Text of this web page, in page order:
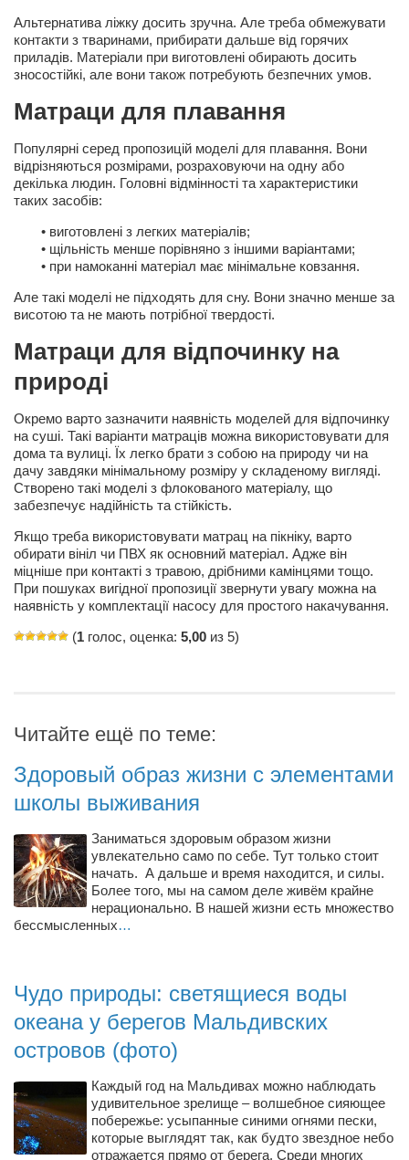
Барды
Владимир Айзенберг
Игорь Добровольский
Ольга Козаченко
Оксана Скоробагатская
Александра Скорук
Евгений Полюхович
Ольга Чикина
Бизнес-партнёры
Здоровье
Врач психиатр–нарколог Анплеев А.Б.
Косметологическое отделение КП Сумская
Тенториум -центр независимых дистрибьюторов
Кафе, клубы, рестораны
«Винегрет» — демократичный ресторан
«ЧАЙ — КАВА» магазин — кафе
Магазины
«CYCLE GARAGE» — магазин велосипедов
«Книголюб» — супермаркет
«Траверс» — экипировочный центр
Журналисты
Александр Гвоздик
Александр Кугук
Музыканты
Евгений Касьяненко
Денис Федченко
Звукорежиссёры
Alfom Studio
Guitarproduction Studio
Писатели
Поэты
Альтернатива ліжку досить зручна. Але треба обмежувати
контакти з тваринами, прибирати дальше від горячих
приладів. Матеріали при виготовлені обирають досить
зносостійкі, але вони також потребують безпечних умов.
Матраци для плавання
Популярні серед пропозицій моделі для плавання. Вони
відрізняються розмірами, розраховуючи на одну або
декілька людин. Головні відмінності та характеристики
таких засобів:
• виготовлені з легких матеріалів;
• щільність менше порівняно з іншими варіантами;
• при намоканні матеріал має мінімальне ковзання.
Але такі моделі не підходять для сну. Вони значно менше за
висотою та не мають потрібної твердості.
Матраци для відпочинку на
природі
Окремо варто зазначити наявність моделей для відпочинку
на суші. Такі варіанти матраців можна використовувати для
дома та вулиці. Їх легко брати з собою на природу чи на
дачу завдяки мінімальному розміру у складеному вигляді.
Створено такі моделі з флокованого матеріалу, що
забезпечує надійність та стійкість.
Якщо треба використовувати матрац на пікніку, варто
обирати вініл чи ПВХ як основний матеріал. Адже він
міцніше при контакті з травою, дрібними камінцями тощо.
При пошуках вигідної пропозиції звернути увагу можна на
наявність у комплектації насосу для простого накачування.
(1 голос, оценка: 5,00 из 5)
Читайте ещё по теме:
Здоровый образ жизни с элементами
школы выживания
Заниматься здоровым образом жизни
увлекательно само по себе. Тут только стоит
начать. А дальше и время находится, и силы.
Более того, мы на самом деле живём крайне
нерационально. В нашей жизни есть множество
бессмысленных…
Чудо природы: светящиеся воды
океана у берегов Мальдивских
островов (фото)
Каждый год на Мальдивах можно наблюдать
удивительное зрелище – волшебное сияющее
побережье: усыпанные синими огнями пески,
которые выглядят так, как будто звездное небо
отражается прямо от берега. Среди многих